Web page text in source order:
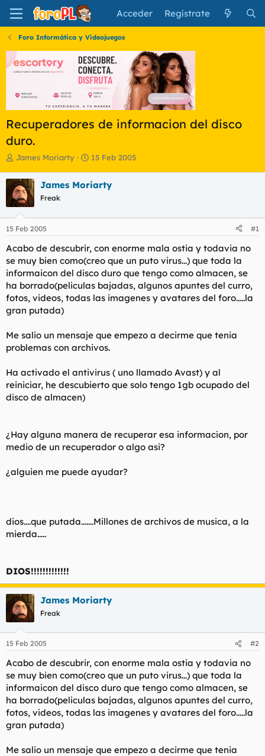
Acceder Regístrate
Foro Informática y Videojuegos
Recuperadores de informacion del disco
duro.
I
i
c
i
a
d
o
d
e
l
t
e
a
James Moriarty
F
h
e
i
c
i
o
15 Feb 2005
James Moriarty
Freak
15 Feb 2005 #1
Acabo de descubrir, con enorme mala ostia y todavia no
se muy bien como(creo que un puto virus...) que toda la
informaicon del disco duro que tengo como almacen, se
ha borrado(peliculas bajadas, algunos apuntes del curro,
fotos, videos, todas las imagenes y avatares del foro.....la
gran putada)
Me salio un mensaje que empezo a decirme que tenia
problemas con archivos.
Ha activado el antivirus ( uno llamado Avast) y al
reiniciar, he descubierto que solo tengo 1gb ocupado del
disco de almacen)
¿Hay alguna manera de recuperar esa informacion, por
medio de un recuperador o algo asi?
¿alguien me puede ayudar?
dios....que putada.......Millones de archivos de musica, a la
mierda.....
DIOS!!!!!!!!!!!!!
James Moriarty
Freak
15 Feb 2005 #2
Acabo de descubrir, con enorme mala ostia y todavia no
se muy bien como(creo que un puto virus...) que toda la
informaicon del disco duro que tengo como almacen, se
ha borrado(peliculas bajadas, algunos apuntes del curro,
fotos, videos, todas las imagenes y avatares del foro.....la
gran putada)
Me salio un mensaje que empezo a decirme que tenia